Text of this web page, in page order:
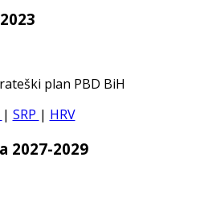
plan PBD BiH
| SRP | HRV
2027-2029